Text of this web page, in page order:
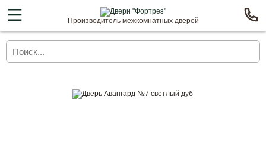
Производитель межкомнатных дверей